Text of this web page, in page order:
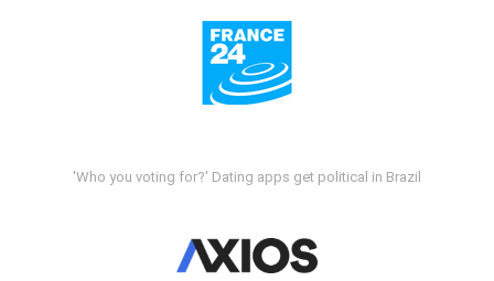
'Who you voting for?' Dating apps get political in Brazil